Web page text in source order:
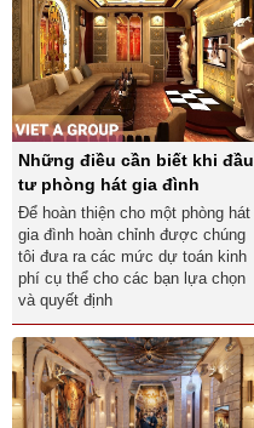
Những điều cần biết khi đầu
tư phòng hát gia đình
Để hoàn thiện cho một phòng hát
gia đình hoàn chỉnh được chúng
tôi đưa ra các mức dự toán kinh
phí cụ thể cho các bạn lựa chọn
và quyết định